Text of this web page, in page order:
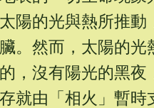
陽的光與熱所推動
。然而，太陽的光
，沒有陽光的黑夜
就由「相火」暫時